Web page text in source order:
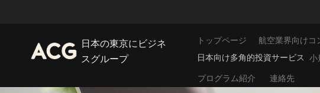
トップページ 航空業界向けコ
日本向け多角的投資サービス
日本の東京にビジネ
スグループ
小
プログラム紹介 連絡先